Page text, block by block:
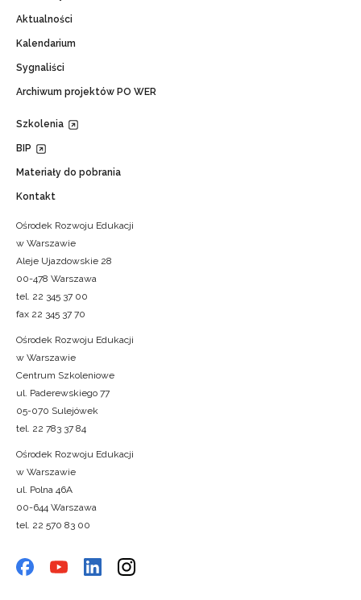
Aktualności
Kalendarium
Sygnaliści
Archiwum projektów PO WER
Szkolenia
BIP
Materiały do pobrania
Kontakt
Ośrodek Rozwoju Edukacji
w Warszawie
Aleje Ujazdowskie 28
00-478 Warszawa
tel. 22 345 37 00
fax 22 345 37 70
Ośrodek Rozwoju Edukacji
w Warszawie
Centrum Szkoleniowe
ul. Paderewskiego 77
05-070 Sulejówek
tel. 22 783 37 84
Ośrodek Rozwoju Edukacji
w Warszawie
ul. Polna 46A
00-644 Warszawa
tel. 22 570 83 00